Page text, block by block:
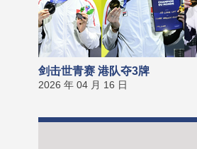
剑击世青赛 港队夺3牌
2026 年 04 月 16 日